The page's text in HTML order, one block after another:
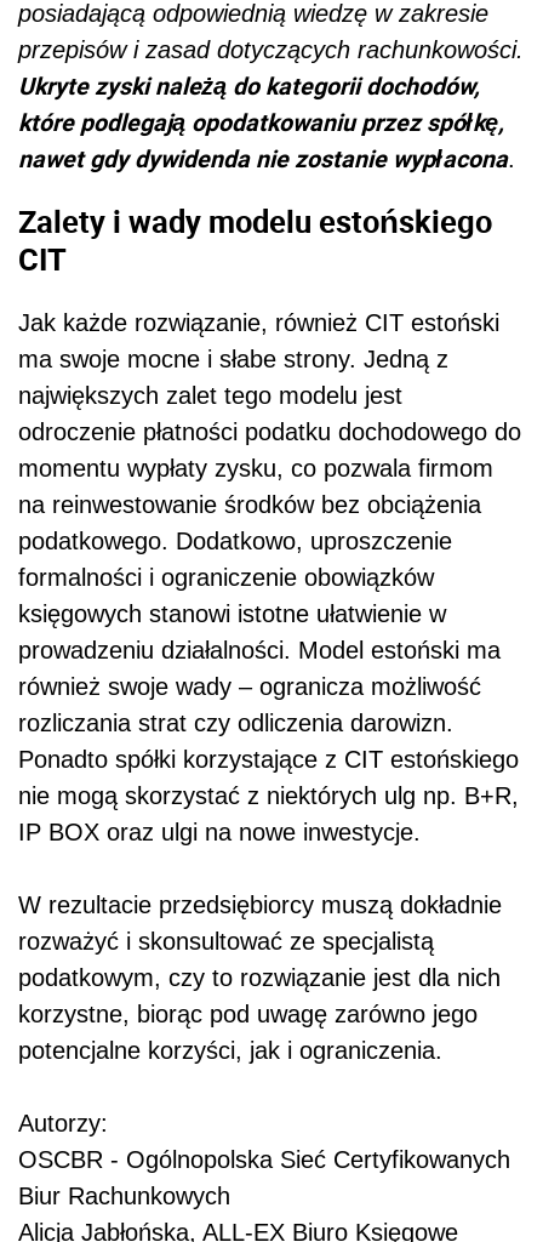
posiadającą odpowiednią wiedzę w zakresie
przepisów i zasad dotyczących rachunkowości.
Ukryte zyski należą do kategorii dochodów,
które podlegają opodatkowaniu przez spółkę,
nawet gdy dywidenda nie zostanie wypłacona.
Zalety i wady modelu estońskiego
CIT
Jak każde rozwiązanie, również CIT estoński
ma swoje mocne i słabe strony. Jedną z
największych zalet tego modelu jest
odroczenie płatności podatku dochodowego do
momentu wypłaty zysku, co pozwala firmom
na reinwestowanie środków bez obciążenia
podatkowego. Dodatkowo, uproszczenie
formalności i ograniczenie obowiązków
księgowych stanowi istotne ułatwienie w
prowadzeniu działalności. Model estoński ma
również swoje wady – ogranicza możliwość
rozliczania strat czy odliczenia darowizn.
Ponadto spółki korzystające z CIT estońskiego
nie mogą skorzystać z niektórych ulg np. B+R,
IP BOX oraz ulgi na nowe inwestycje.
W rezultacie przedsiębiorcy muszą dokładnie
rozważyć i skonsultować ze specjalistą
podatkowym, czy to rozwiązanie jest dla nich
korzystne, biorąc pod uwagę zarówno jego
potencjalne korzyści, jak i ograniczenia.
Autorzy:
OSCBR - Ogólnopolska Sieć Certyfikowanych
Biur Rachunkowych
Alicja Jabłońska, ALL-EX Biuro Księgowe